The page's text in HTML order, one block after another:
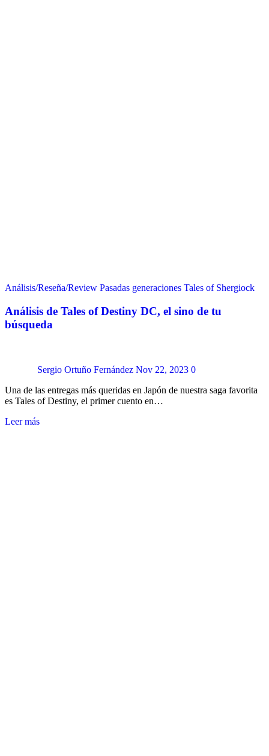
Análisis/Reseña/Review Pasadas generaciones Tales of Shergiock
Análisis de Tales of Destiny DC, el sino de tu
búsqueda
Sergio Ortuño Fernández Nov 22, 2023 0
Una de las entregas más queridas en Japón de nuestra saga favorita
es Tales of Destiny, el primer cuento en…
Leer más